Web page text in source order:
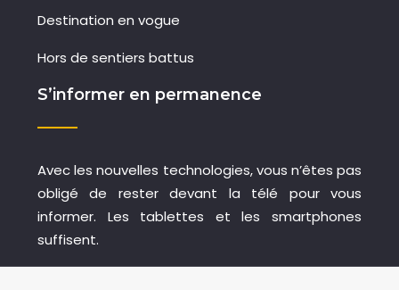
Destination en vogue
Hors de sentiers battus
S’informer en permanence
Avec les nouvelles technologies, vous n’êtes pas
obligé de rester devant la télé pour vous
informer. Les tablettes et les smartphones
suffisent.